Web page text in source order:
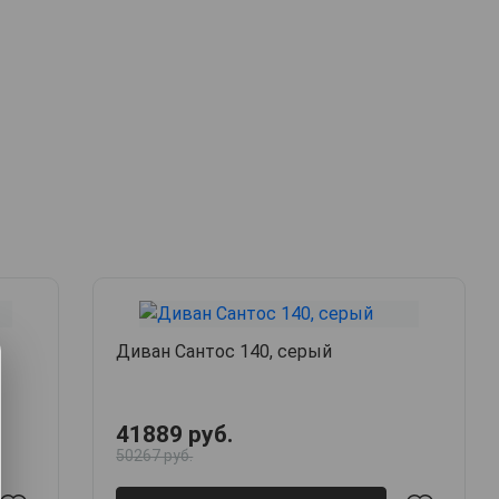
Диван Сантос 140, серый
41889 руб.
50267 руб.